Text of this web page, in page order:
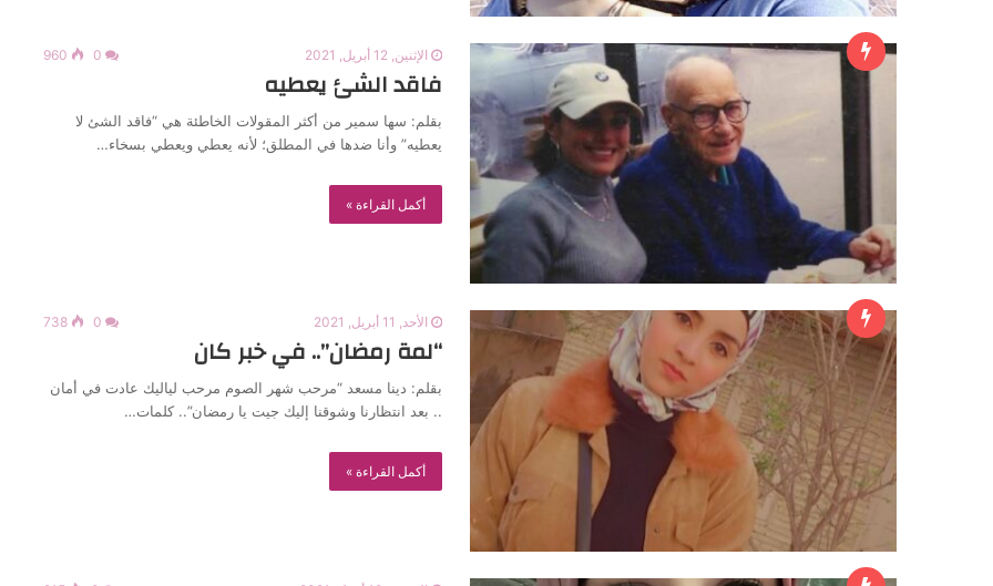
الإثنين, 12 أبريل, 2021 0
960
فاقد الشئ يعطيه
بقلم: سها سمير من أكثر المقولات الخاطئة هي “فاقد الشئ لا
يعطيه” وأنا ضدها في المطلق؛ لأنه يعطي ويعطي بسخاء…
أكمل القراءة »
الأحد, 11 أبريل, 2021 0
738
“لمة رمضان”.. في خبر كان
بقلم: دينا مسعد “مرحب شهر الصوم مرحب لياليك عادت في أمان
.. بعد انتظارنا وشوقنا إليك جيت يا رمضان”.. كلمات…
أكمل القراءة »